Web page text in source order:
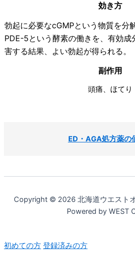
効き方
勃起に必要なcGMPという物質を分
PDE-5という酵素の働きを、有効成
害する結果、よい勃起が得られる。
副作用
頭痛、ほてり
ED・AGA処方薬の
Copyright © 2026 北海道ウエスト
Powered by WEST
初めての方 登録済みの方